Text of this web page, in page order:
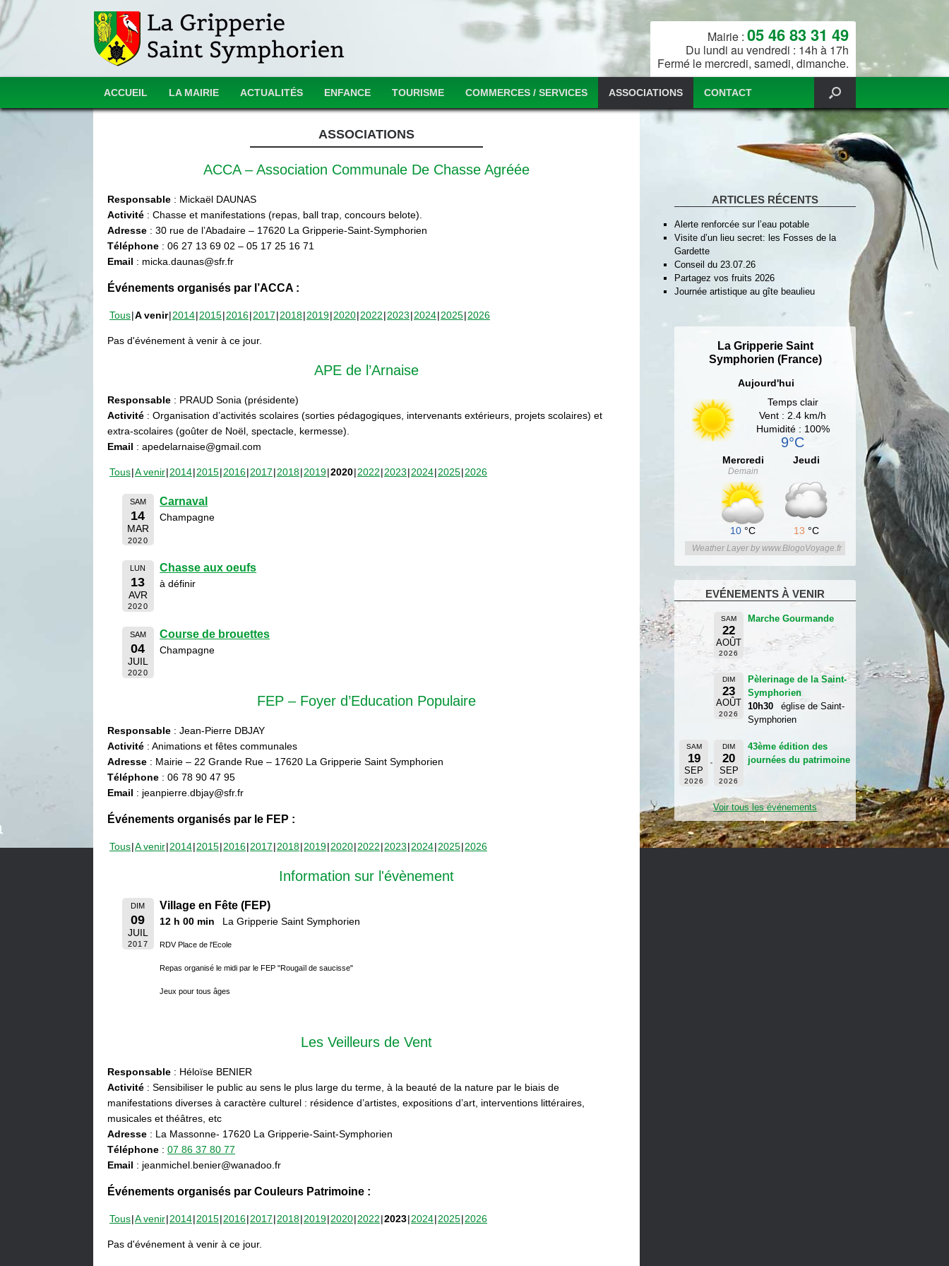
Mairie : 05 46 83 31 49
Du lundi au vendredi : 14h à 17h
Fermé le mercredi, samedi, dimanche.
ACCUEIL LA MAIRIE ACTUALITÉS ENFANCE TOURISME COMMERCES / SERVICES ASSOCIATIONS CONTACT
ASSOCIATIONS
ACCA – Association Communale De Chasse Agréée
Responsable : Mickaël DAUNAS
Activité : Chasse et manifestations (repas, ball trap, concours belote).
Adresse : 30 rue de l’Abadaire – 17620 La Gripperie-Saint-Symphorien
Téléphone : 06 27 13 69 02 – 05 17 25 16 71
Email : micka.daunas@sfr.fr
Événements organisés par l’ACCA :
Tous A venir 2014 2015 2016 2017 2018 2019 2020 2022 2023 2024 2025 2026
Pas d'événement à venir à ce jour.
APE de l’Arnaise
Responsable : PRAUD Sonia (présidente)
Activité : Organisation d’activités scolaires (sorties pédagogiques, intervenants extérieurs, projets scolaires) et
extra-scolaires (goûter de Noël, spectacle, kermesse).
Email : apedelarnaise@gmail.com
Tous A venir 2014 2015 2016 2017 2018 2019 2020 2022 2023 2024 2025 2026
SAM
14
MAR
2020
Carnaval
Champagne
LUN
13
AVR
2020
Chasse aux oeufs
à définir
SAM
04
JUIL
2020
Course de brouettes
Champagne
FEP – Foyer d’Education Populaire
Responsable : Jean-Pierre DBJAY
Activité : Animations et fêtes communales
Adresse : Mairie – 22 Grande Rue – 17620 La Gripperie Saint Symphorien
Téléphone : 06 78 90 47 95
Email : jeanpierre.dbjay@sfr.fr
Événements organisés par le FEP :
Tous A venir 2014 2015 2016 2017 2018 2019 2020 2022 2023 2024 2025 2026
Information sur l'évènement
DIM
09
JUIL
2017
Village en Fête (FEP)
12 h 00 min La Gripperie Saint Symphorien
RDV Place de l'Ecole
Repas organisé le midi par le FEP "Rougaïl de saucisse"
Jeux pour tous âges
Les Veilleurs de Vent
Responsable : Héloïse BENIER
Activité : Sensibiliser le public au sens le plus large du terme, à la beauté de la nature par le biais de
manifestations diverses à caractère culturel : résidence d’artistes, expositions d’art, interventions littéraires,
musicales et théâtres, etc
Adresse : La Massonne- 17620 La Gripperie-Saint-Symphorien
Téléphone : 07 86 37 80 77
Email : jeanmichel.benier@wanadoo.fr
Événements organisés par Couleurs Patrimoine :
Tous A venir 2014 2015 2016 2017 2018 2019 2020 2022 2023 2024 2025 2026
Pas d'événement à venir à ce jour.
ARTICLES RÉCENTS
Alerte renforcée sur l’eau potable
Visite d’un lieu secret: les Fosses de la
Gardette
Conseil du 23.07.26
Partagez vos fruits 2026
Journée artistique au gîte beaulieu
La Gripperie Saint
Symphorien (France)
Aujourd'hui
Temps clair
Vent : 2.4 km/h
Humidité : 100%
9°C
Mercredi
Demain
10 °C
Jeudi
13 °C
Weather Layer by www.BlogoVoyage.fr
EVÉNEMENTS À VENIR
SAM
22
AOÛT
2026
Marche Gourmande
DIM
23
AOÛT
2026
Pèlerinage de la Saint-
Symphorien
10h30
église de Saint-
Symphorien
SAM
19
SEP
2026
DIM
20
SEP
2026
43ème édition des
journées du patrimoine
Voir tous les événements